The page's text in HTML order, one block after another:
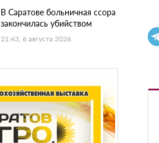
В Саратове больничная ссора
закончилась убийством
21:43, 6 августа 2026